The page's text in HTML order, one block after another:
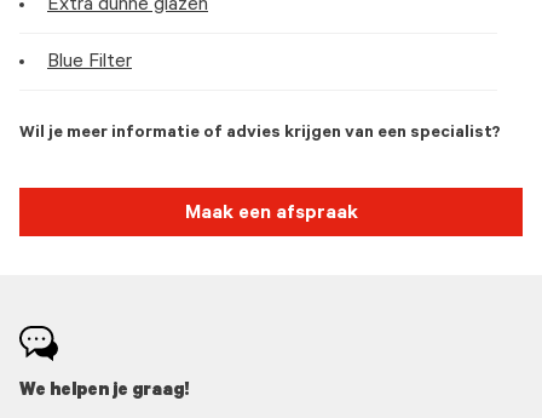
Extra dunne glazen
Blue Filter
Wil je meer informatie of advies krijgen van een specialist?
Maak een afspraak
We helpen je graag!